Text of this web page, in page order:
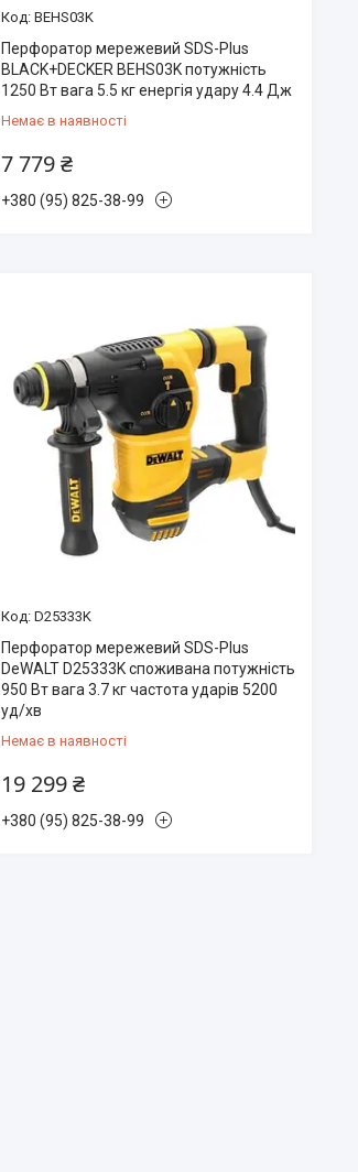
BEHS03K
Перфоратор мережевий SDS-Plus
BLACK+DECKER BEHS03K потужність
1250 Вт вага 5.5 кг енергія удару 4.4 Дж
Немає в наявності
7 779 ₴
+380 (95) 825-38-99
D25333K
Перфоратор мережевий SDS-Plus
DeWALT D25333K споживана потужність
950 Вт вага 3.7 кг частота ударів 5200
уд/хв
Немає в наявності
19 299 ₴
+380 (95) 825-38-99